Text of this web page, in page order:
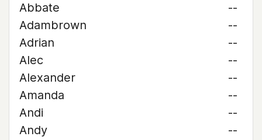
Abbate
--
Adambrown
--
Adrian
--
Alec
--
Alexander
--
Amanda
--
Andi
--
Andy
--